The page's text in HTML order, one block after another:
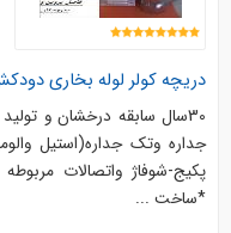
دریچه کولر لوله بخاری
30سال سابقه درخشان و
جداره وتك جداره(استيل
پکیج-شوفاژ واتصالات
*ساخت ...